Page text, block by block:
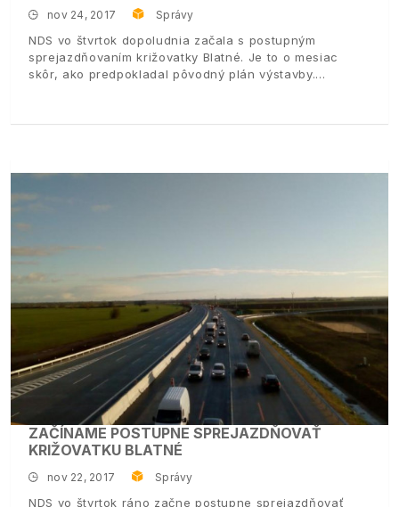
nov 24, 2017 Správy
NDS vo štvrtok dopoludnia začala s postupným
sprejazdňovaním križovatky Blatné. Je to o mesiac
skôr, ako predpokladal pôvodný plán výstavby.
ZAČÍNAME POSTUPNE SPREJAZDŇOVAŤ
KRIŽOVATKU BLATNÉ
nov 22, 2017 Správy
NDS vo štvrtok ráno začne postupne sprejazdňovať